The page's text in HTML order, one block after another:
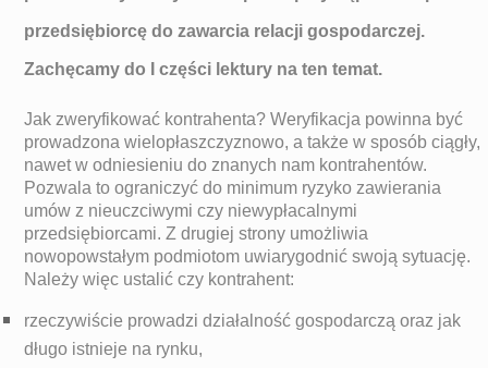
przedsiębiorcę do zawarcia relacji gospodarczej.
Zachęcamy do I części lektury na ten temat.
Jak zweryfikować kontrahenta? Weryfikacja powinna być
prowadzona wielopłaszczyznowo, a także w sposób ciągły,
nawet w odniesieniu do znanych nam kontrahentów.
Pozwala to ograniczyć do minimum ryzyko zawierania
umów z nieuczciwymi czy niewypłacalnymi
przedsiębiorcami. Z drugiej strony umożliwia
nowopowstałym podmiotom uwiarygodnić swoją sytuację.
Należy więc ustalić czy kontrahent:
rzeczywiście prowadzi działalność gospodarczą oraz jak
długo istnieje na rynku,